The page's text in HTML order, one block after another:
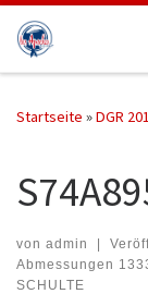
Zum Inhalt
Startseite »DGR
von admin |
Abmessungen
SCHULTE